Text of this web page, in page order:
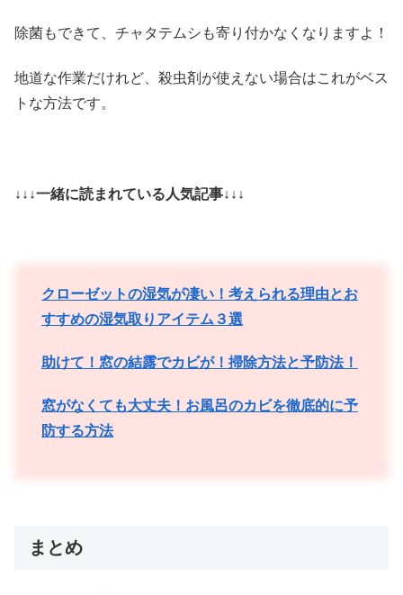
除菌もできて、チャタテムシも寄り付かなくなりますよ！
地道な作業だけれど、殺虫剤が使えない場合はこれがベス
トな方法です。
↓↓↓一緒に読まれている人気記事↓↓↓
クローゼットの湿気が凄い！考えられる理由とお
すすめの湿気取りアイテム３選
助けて！窓の結露でカビが！掃除方法と予防法！
窓がなくても大丈夫！お風呂のカビを徹底的に予
防する方法
まとめ